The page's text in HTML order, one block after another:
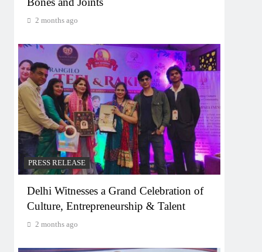
2 months ago
PRESS RELEASE
Delhi Witnesses a Grand Celebration of
Culture, Entrepreneurship & Talent
2 months ago